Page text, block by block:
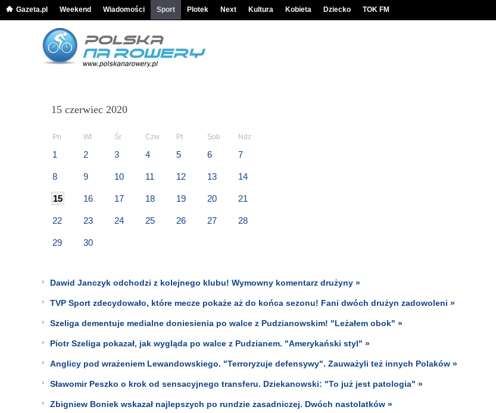
Gazeta.pl Weekend Wiadomości Sport Plotek Next Kultura Kobieta Dziecko TOK FM
15 czerwiec 2020
Pn Wt Śr Czw Pt Sob Ndz
1 2 3 4 5 6 7
8 9 10 11 12 13 14
15 16 17 18 19 20 21
22 23 24 25 26 27 28
29 30
Dawid Janczyk odchodzi z kolejnego klubu! Wymowny komentarz drużyny »
TVP Sport zdecydowało, które mecze pokaże aż do końca sezonu! Fani dwóch drużyn zadowoleni »
Szeliga dementuje medialne doniesienia po walce z Pudzianowskim! "Leżałem obok" »
Piotr Szeliga pokazał, jak wygląda po walce z Pudzianem. "Amerykański styl" »
Anglicy pod wrażeniem Lewandowskiego. "Terroryzuje defensywy". Zauważyli też innych Polaków »
Sławomir Peszko o krok od sensacyjnego transferu. Dziekanowski: "To już jest patologia" »
Zbigniew Boniek wskazał najlepszych po rundzie zasadniczej. Dwóch nastolatków »